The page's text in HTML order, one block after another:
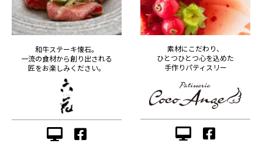
和牛ステーキ懐石。
一流の食材から創り出される
匠をお楽しみください。
素材にこだわり、
ひとつひとつ心を込めた
手作りパティスリー